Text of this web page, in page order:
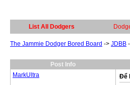
List All Dodgers
The Jammie Dodger Bored Board -> JDBB
Post Info
MarkUltra
Để